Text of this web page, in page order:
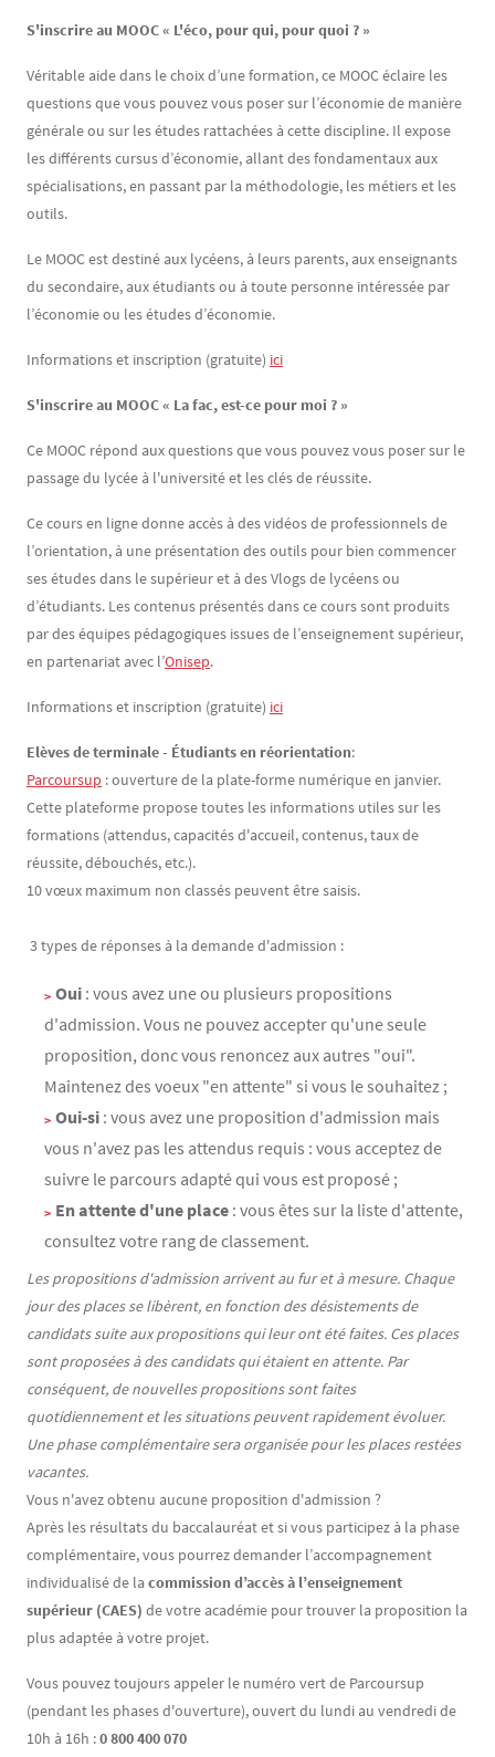
S'inscrire au MOOC « L'éco, pour qui, pour quoi ? »
Véritable aide dans le choix d’une formation, ce MOOC éclaire les
questions que vous pouvez vous poser sur l’économie de manière
générale ou sur les études rattachées à cette discipline. Il expose
les différents cursus d’économie, allant des fondamentaux aux
spécialisations, en passant par la méthodologie, les métiers et les
outils.
Le MOOC est destiné aux lycéens, à leurs parents, aux enseignants
du secondaire, aux étudiants ou à toute personne intéressée par
l’économie ou les études d’économie.
Informations et inscription (gratuite) ici
S'inscrire au MOOC « La fac, est-ce pour moi ? »
Ce MOOC répond aux questions que vous pouvez vous poser sur le
passage du lycée à l'université et les clés de réussite.
Ce cours en ligne donne accès à des vidéos de professionnels de
l’orientation, à une présentation des outils pour bien commencer
ses études dans le supérieur et à des Vlogs de lycéens ou
d’étudiants. Les contenus présentés dans ce cours sont produits
par des équipes pédagogiques issues de l’enseignement supérieur,
en partenariat avec l’Onisep.
Informations et inscription (gratuite) ici
Elèves de terminale - Étudiants en réorientation:
Parcoursup : ouverture de la plate-forme numérique en janvier.
Cette plateforme propose toutes les informations utiles sur les
formations (attendus, capacités d'accueil, contenus, taux de
réussite, débouchés, etc.).
10 vœux maximum non classés peuvent être saisis.
3 types de réponses à la demande d'admission :
Oui : vous avez une ou plusieurs propositions
d'admission. Vous ne pouvez accepter qu'une seule
proposition, donc vous renoncez aux autres "oui".
Maintenez des voeux "en attente" si vous le souhaitez ;
Oui-si : vous avez une proposition d'admission mais
vous n'avez pas les attendus requis : vous acceptez de
suivre le parcours adapté qui vous est proposé ;
En attente d'une place : vous êtes sur la liste d'attente,
consultez votre rang de classement.
Les propositions d'admission arrivent au fur et à mesure. Chaque
jour des places se libèrent, en fonction des désistements de
candidats suite aux propositions qui leur ont été faites. Ces places
sont proposées à des candidats qui étaient en attente. Par
conséquent, de nouvelles propositions sont faites
quotidiennement et les situations peuvent rapidement évoluer.
Une phase complémentaire sera organisée pour les places restées
vacantes.
Vous n'avez obtenu aucune proposition d'admission ?
Après les résultats du baccalauréat et si vous participez à la phase
complémentaire, vous pourrez demander l’accompagnement
individualisé de la commission d’accès à l’enseignement
supérieur (CAES) de votre académie pour trouver la proposition la
plus adaptée à votre projet.
Vous pouvez toujours appeler le numéro vert de Parcoursup
(pendant les phases d'ouverture), ouvert du lundi au vendredi de
10h à 16h :0 800 400 070